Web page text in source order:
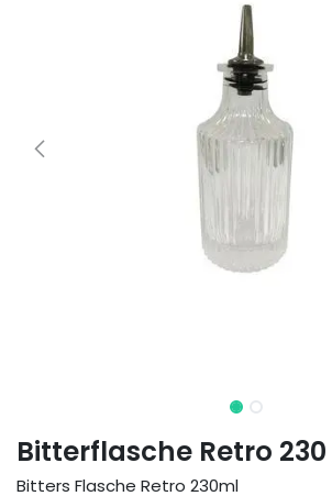
Bitterflasche Retro
Bitters Flasche Retro 230ml